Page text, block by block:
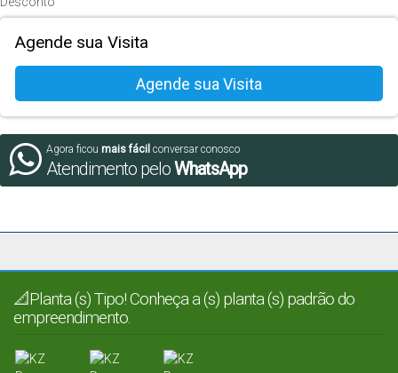
Agende sua Visita
Agora ficou mais fácil conversar conosco
Atendimento peloWhatsApp
📐Planta (s) Tipo! Conheça a (s) planta (s) padrão do
empreendimento.